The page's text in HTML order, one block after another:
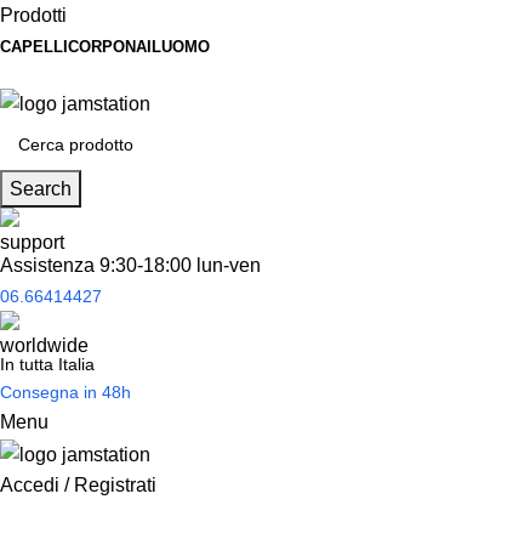
Prodotti
CAPELLI CORPONAILUOMO
Search
Assistenza 9:30-18:00 lun-ven
06.66414427
In tutta Italia
Consegna in 48h
Menu
Accedi / Registrati